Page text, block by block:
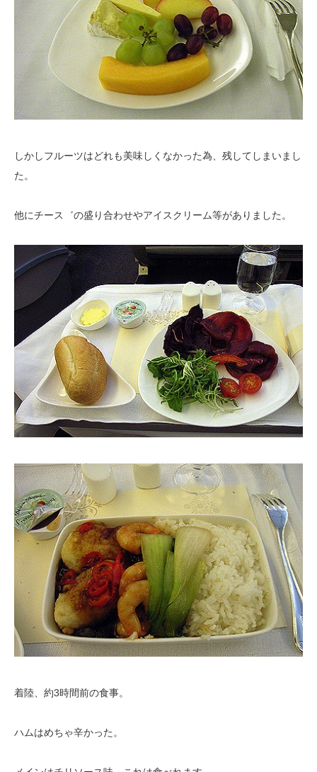
しかしフルーツはどれも美味しくなかった為、残してしまいまし
た。
他にチース゛の盛り合わせやアイスクリーム等がありました。
着陸、約3時間前の食事。
ハムはめちゃ辛かった。